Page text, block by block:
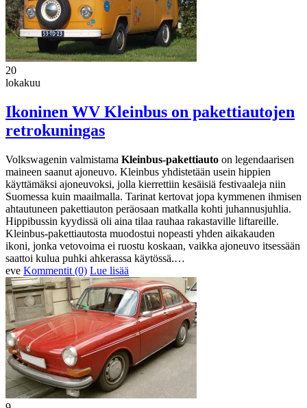
20
lokakuu
Ikoninen WV Kleinbus on pakettiautojen
retrokuningas
Volkswagenin valmistama Kleinbus-pakettiauto on legendaarisen
maineen saanut ajoneuvo. Kleinbus yhdistetään usein hippien
käyttämäksi ajoneuvoksi, jolla kierrettiin kesäisiä festivaaleja niin
Suomessa kuin maailmalla. Tarinat kertovat jopa kymmenen ihmisen
ahtautuneen pakettiauton peräosaan matkalla kohti juhannusjuhlia.
Hippibussin kyydissä oli aina tilaa rauhaa rakastaville liftareille.
Kleinbus-pakettiautosta muodostui nopeasti yhden aikakauden
ikoni, jonka vetovoima ei ruostu koskaan, vaikka ajoneuvo itsessään
saattoi kulua puhki ahkerassa käytössä.…
eve Kommentit (0) Lue lisää